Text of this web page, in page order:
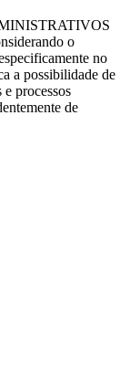
o
no
a possibilidade de
processos
de